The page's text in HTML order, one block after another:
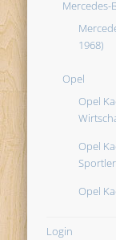
Mercedes-
1968)
Opel
Opel
Opel
Sportler
Opel
Login